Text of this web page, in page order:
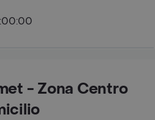
- Zona Centro